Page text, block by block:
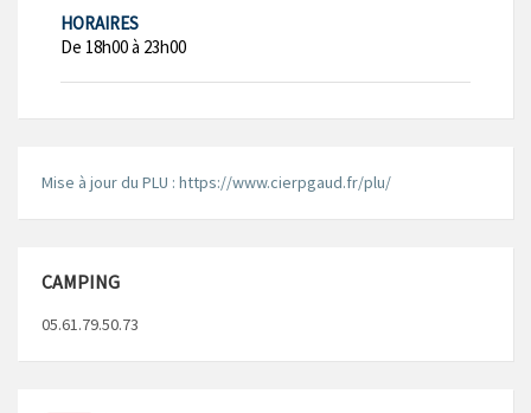
HORAIRES
De 18h00 à 23h00
Mise à jour du PLU : https://www.cierpgaud.fr/plu/
CAMPING
05.61.79.50.73